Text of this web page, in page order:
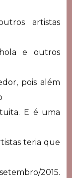
artistas
e outros
pois além
E é uma
teria que
2015.